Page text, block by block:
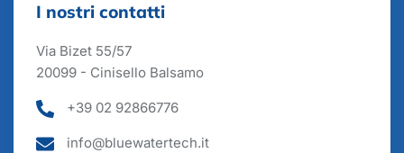
I nostri contatti
Via Bizet 55/57
20099 - Cinisello Balsamo
+39 02 92866776
info@bluewatertech.it